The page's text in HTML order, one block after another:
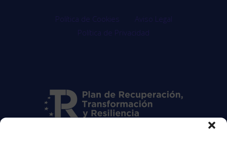
Política de Cookies
Aviso Legal
Política de Privacidad